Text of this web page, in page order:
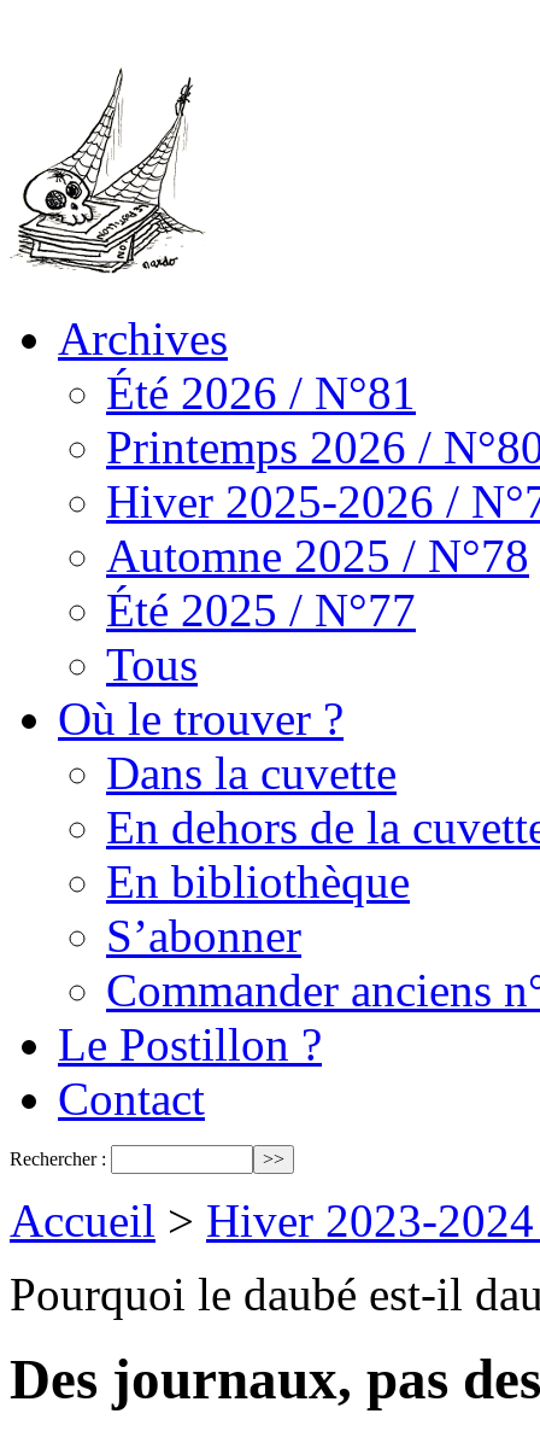
Archives
Été 2026 / N°81
Printemps 2026 /
Hiver 2025-2026 /
Automne 2025 / N°78
Été 2025 / N°77
Tous
Où le trouver ?
Dans la cuvette
En dehors de la
En bibliothèque
S’abonner
Commander anciens
Le Postillon ?
Contact
Rechercher :
Accueil > Hiver 2023-
Pourquoi le daubé est-il
Des journaux, pas